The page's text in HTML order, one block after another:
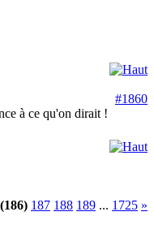
#1860
à ce qu'on dirait !
(186) 187 188 189 ... 1725 »